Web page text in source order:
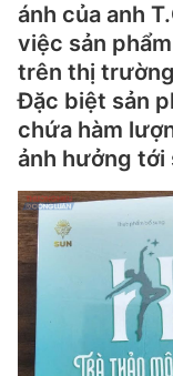
ánh của anh
việc sản
trên thị
Đặc biệt sản
chứa hàm
ảnh hưởng